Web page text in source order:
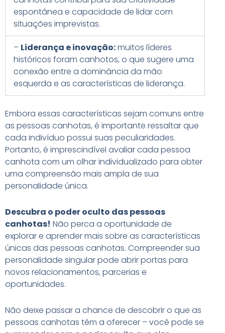
espontânea e capacidade de lidar com
situações imprevistas.
– Liderança e inovação:muitos líderes
históricos foram canhotos, o que sugere uma
conexão entre a dominância da mão
esquerda e as características de liderança.
Embora essas características sejam comuns entre
as pessoas canhotas, é importante ressaltar que
cada indivíduo possui suas peculiaridades.
Portanto, é imprescindível avaliar cada pessoa
canhota com um olhar individualizado para obter
uma compreensão mais ampla de sua
personalidade única.
Descubra o poder oculto das pessoas
canhotas! Não perca a oportunidade de
explorar e aprender mais sobre as características
únicas das pessoas canhotas. Compreender sua
personalidade singular pode abrir portas para
novos relacionamentos, parcerias e
oportunidades.
Não deixe passar a chance de descobrir o que as
pessoas canhotas têm a oferecer – você pode se